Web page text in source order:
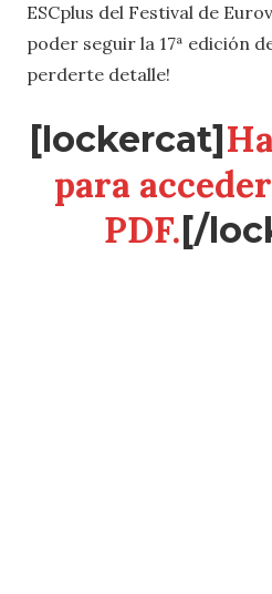
ESCplus del Festival de
poder seguir la 17ª edición
perderte detalle!
[lockercat]
para
PDF. [/